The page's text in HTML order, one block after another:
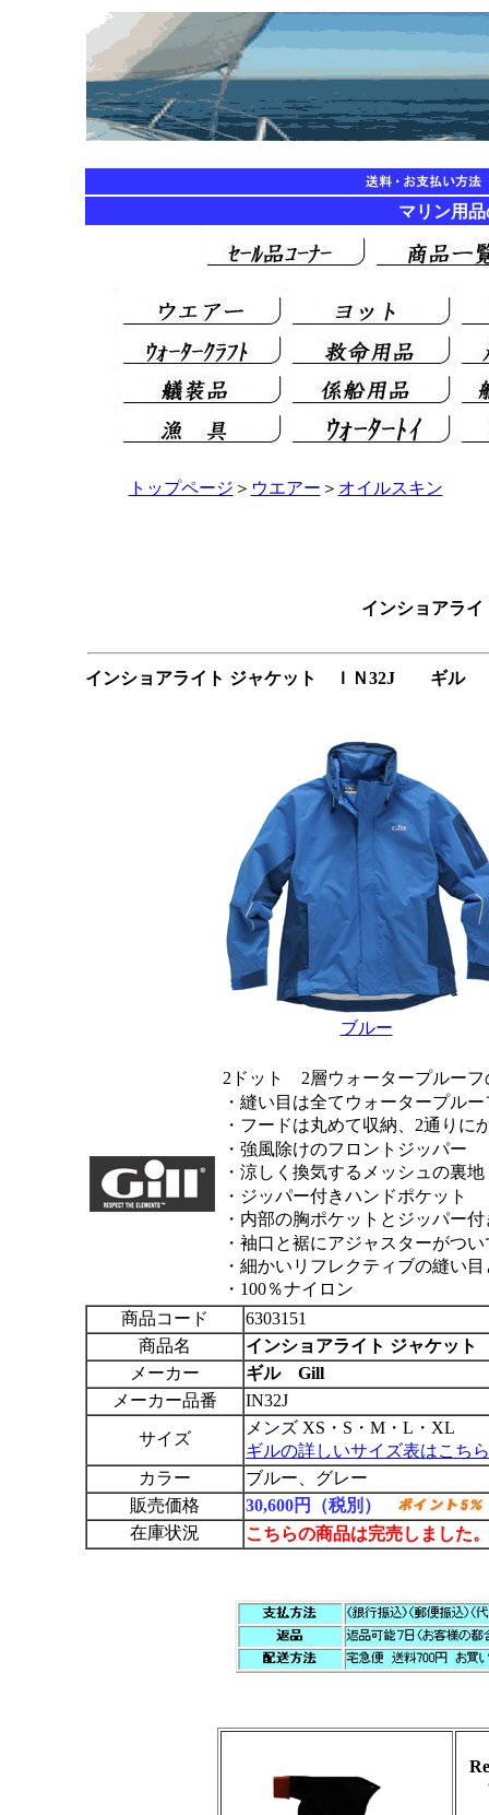
マリン用
トップページ ＞ ウエアー ＞ オイルスキン
インショアラ
インショアライト ジャケット ＩＮ32J ギル
ブルー
2 ドット 2層ウォータープルー
・縫い目は全てウォータープル
・フードは丸めて収納、 2通りに
・強風除けのフロントジッパー
・涼しく換気するメッシュの裏地
・ジッパー付きハンドポケッ
・内部の胸ポケットとジッパー
・袖口と裾にアジャスターがつ
・細かいリフレクティブの縫い
・100％ナイロン
商品コード
6303151
商品名
インショアライト ジャケット
メーカー
ギル Gill
メーカー品番
IN32J
サイズ
メンズ XS・S・M・L・XL
ギルの詳しいサイズ表はこち
カラー
ブルー、グレー
販売価格
30,600円（税別）
在庫状況
こちらの商品は完売しました